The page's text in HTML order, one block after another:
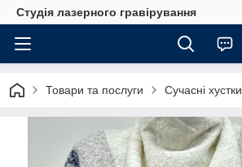
Студія лазерного гравірування
Товари та послуги Сучасні хустки